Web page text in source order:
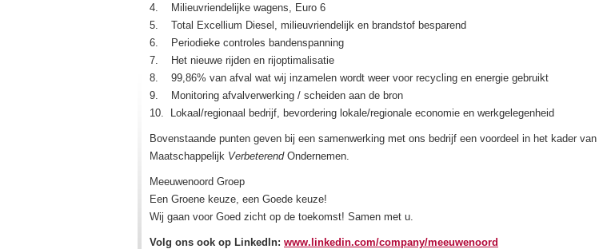
4. Milieuvriendelijke wagens, Euro 6
5. Total Excellium Diesel, milieuvriendelijk en brandstof besparend
6. Periodieke controles bandenspanning
7. Het nieuwe rijden en rijoptimalisatie
8. 99,86% van afval wat wij inzamelen wordt weer voor recycling en energie gebruikt
9. Monitoring afvalverwerking / scheiden aan de bron
10. Lokaal/regionaal bedrijf, bevordering lokale/regionale economie en werkgelegenheid
Bovenstaande punten geven bij een samenwerking met ons bedrijf een voordeel in het kader van
Maatschappelijk VerbeterendOndernemen.
Meeuwenoord Groep
Een Groene keuze, een Goede keuze!
Wij gaan voor Goed zicht op de toekomst! Samen met u.
Volg ons ook op LinkedIn: www.linkedin.com/company/meeuwenoord